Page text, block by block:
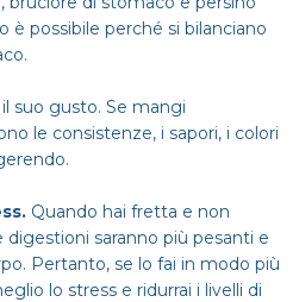
è possibile perché si bilanciano
suo gusto. Se mangi
le consistenze, i sapori, i colori
Quando hai fretta e non
saranno più pesanti e
Pertanto, se lo fai in modo più
lo stress e ridurrai i livelli di